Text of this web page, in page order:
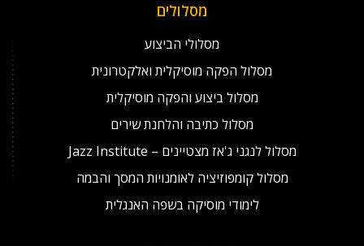
מסלולים
מסלולי הביצוע
מסלול הפקה מוסיקלית ואלקטרונית
מסלול ביצוע והפקה מוסיקלית
מסלול כתיבה והלחנת שירים
מסלול לנגני ג'אז מצטיינים – Jazz Institute
מסלול קומפוזיציה לאומנויות המסך והבמה
לימודי מוסיקה בשפה האנגלית